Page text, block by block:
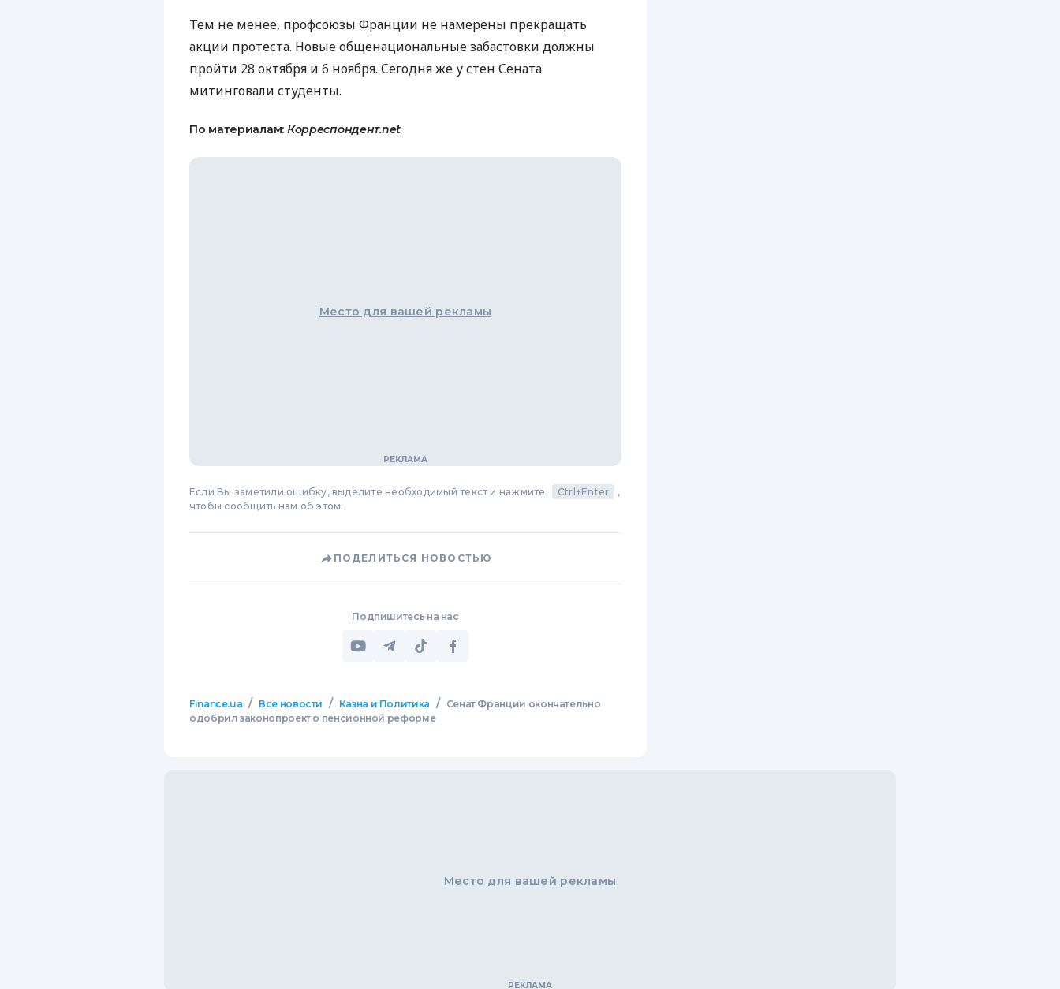
Тем не менее, профсоюзы Франции не намерены прекращать
акции протеста. Новые общенациональные забастовки должны
пройти 28 октября и 6 ноября. Сегодня же у стен Сената
митинговали студенты.
По материалам: Корреспондент.net
Место для вашей рекламы
Если Вы заметили ошибку, выделите необходимый текст и нажмите Ctrl+Enter
,
чтобы сообщить нам об этом.
ПОДЕЛИТЬСЯ НОВОСТЬЮ
Подпишитесь на нас
Finance.ua / Все новости / Казна и Политика /
Сенат Франции окончательно
одобрил законопроект о пенсионной реформе
Место для вашей рекламы